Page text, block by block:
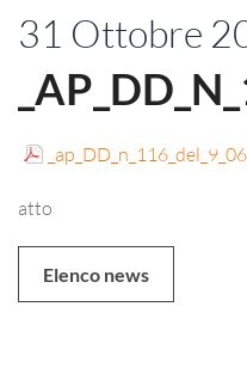
31 Ottobre
atto
Elenco news